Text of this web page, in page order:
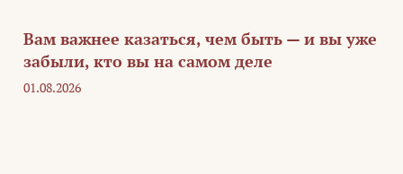
Вам важнее казаться, чем быть — и вы уже
забыли, кто вы на самом деле
01.08.2026